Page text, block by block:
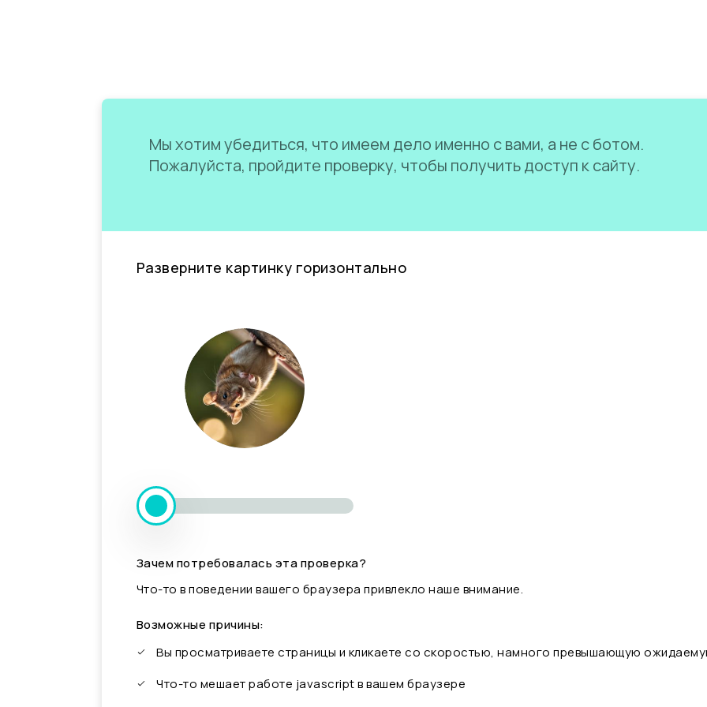
Мы хотим убедиться, что имеем дело именно с вами, а не с ботом.
Пожалуйста, пройдите проверку, чтобы получить доступ к сайту.
Разверните картинку горизонтально
Зачем потребовалась эта проверка?
Что-то в поведении вашего браузера привлекло наше внимание.
Возможные причины:
Вы просматриваете страницы и кликаете со скоростью, намного превышающую
Что-то мешает работе javascript в вашем браузере